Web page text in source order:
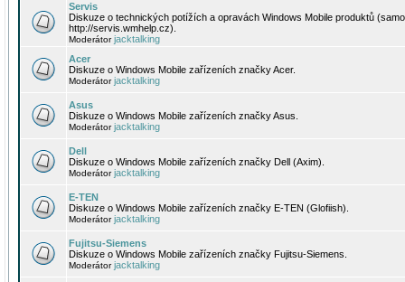
Servis
Diskuze o technických potížích a opravách Windows Mobile produktů
http://servis.wmhelp.cz).
Moderátorjacktalking
Acer
Diskuze o Windows Mobile zařízeních značky Acer.
Moderátorjacktalking
Asus
Diskuze o Windows Mobile zařízeních značky Asus.
Moderátorjacktalking
Dell
Diskuze o Windows Mobile zařízeních značky Dell (Axim).
Moderátorjacktalking
E-TEN
Diskuze o Windows Mobile zařízeních značky E-TEN (Glofiish).
Moderátorjacktalking
Fujitsu-Siemens
Diskuze o Windows Mobile zařízeních značky Fujitsu-Siemens.
Moderátorjacktalking